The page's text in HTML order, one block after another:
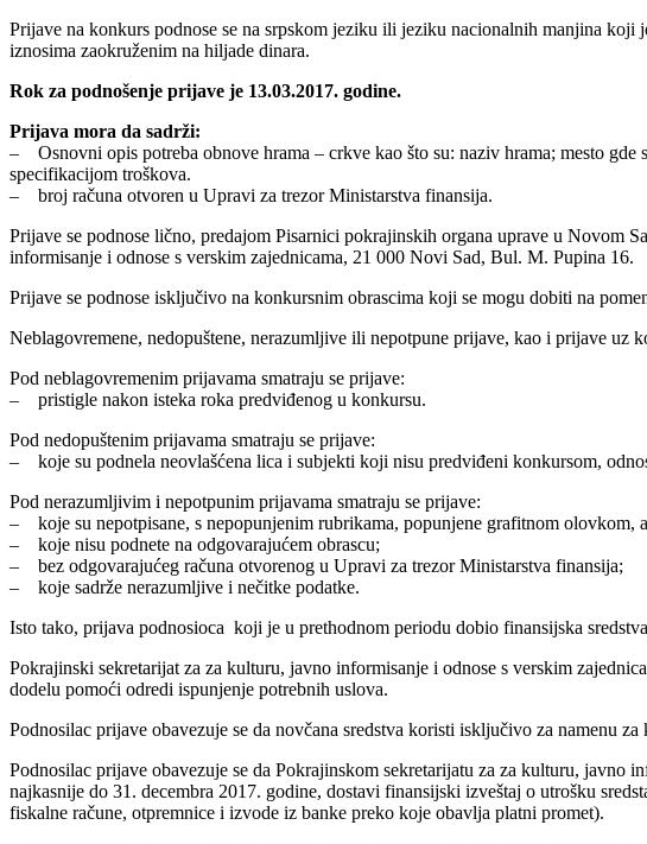
Prijave na konkurs podnose se na srpskom jeziku ili jeziku nacionalnih manjina
iznosima zaokruženim na hiljade dinara.
Rok za podnošenje prijave je 13.03.2017. godine.
Prijava mora da sadrži:
– Osnovni opis potreba obnove hrama – crkve kao što su: naziv hrama; mesto gde
specifikacijom troškova.
– broj računa otvoren u Upravi za trezor Ministarstva finansija.
Prijave se podnose lično, predajom Pisarnici pokrajinskih organa uprave u Novom
informisanje i odnose s verskim zajednicama, 21 000 Novi Sad, Bul. M. Pupina 16.
Prijave se podnose isključivo na konkursnim obrascima koji se mogu dobiti na
Neblagovremene, nedopuštene, nerazumljive ili nepotpune prijave, kao i prijave uz
Pod neblagovremenim prijavama smatraju se prijave:
– pristigle nakon isteka roka predviđenog u konkursu.
Pod nedopuštenim prijavama smatraju se prijave:
– koje su podnela neovlašćena lica i subjekti koji nisu predviđeni konkursom,
Pod nerazumljivim i nepotpunim prijavama smatraju se prijave:
– koje su nepotpisane, s nepopunjenim rubrikama, popunjene grafitnom olovkom,
– koje nisu podnete na odgovarajućem obrascu;
– bez odgovarajućeg računa otvorenog u Upravi za trezor Ministarstva finansija;
– koje sadrže nerazumljive i nečitke podatke.
Isto tako, prijava podnosioca koji je u prethodnom periodu dobio finansijska
Pokrajinski sekretarijat za za kulturu, javno informisanje i odnose s verskim
dodelu pomoći odredi ispunjenje potrebnih uslova.
Podnosilac prijave obavezuje se da novčana sredstva koristi isključivo za namenu
Podnosilac prijave obavezuje se da Pokrajinskom sekretarijatu za za kulturu, javno
najkasnije do 31. decembra 2017. godine, dostavi finansijski izveštaj o utrošku
fiskalne račune, otpremnice i izvode iz banke preko koje obavlja platni promet).